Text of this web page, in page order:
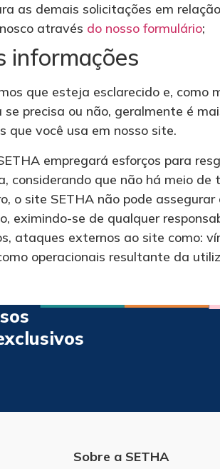
as demais solicitações em
através do nosso formulário;
informações
que esteja esclarecido e,
se precisa ou não, geralmente é
que você usa em nosso site.
empregará esforços para
considerando que não há meio
o site SETHA não pode
eximindo-se de qualquer
ataques externos ao site como:
operacionais resultante da
Sobre a SETHA